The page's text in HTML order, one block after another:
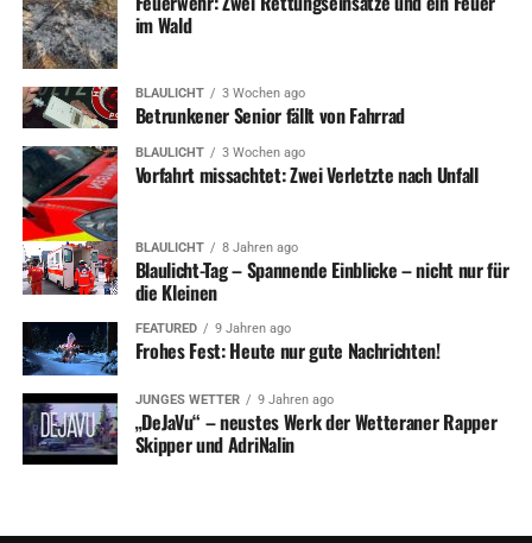
im Wald
BLAULICHT 3 Wochen ago
Betrunkener Senior fällt von Fahrrad
BLAULICHT 3 Wochen ago
Vorfahrt missachtet: Zwei Verletzte nach Unfall
BLAULICHT 8 Jahren ago
Blaulicht-Tag – Spannende Einblicke – nicht nur für
die Kleinen
FEATURED 9 Jahren ago
Frohes Fest: Heute nur gute Nachrichten!
JUNGES WETTER 9 Jahren ago
„DeJaVu“ – neustes Werk der Wetteraner Rapper
Skipper und AdriNalin